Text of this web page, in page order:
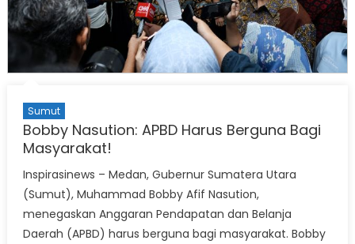
Sumut
Bobby Nasution: APBD Harus Berguna Bagi
Masyarakat!
Inspirasinews – Medan, Gubernur Sumatera Utara
(Sumut), Muhammad Bobby Afif Nasution,
menegaskan Anggaran Pendapatan dan Belanja
Daerah (APBD) harus berguna bagi masyarakat. Bobby